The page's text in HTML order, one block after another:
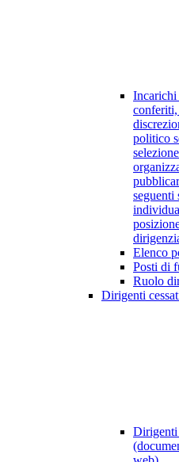
Incarichi
politico
Elenco
Posti di
Ruolo
Dirigenti
Dirigenti